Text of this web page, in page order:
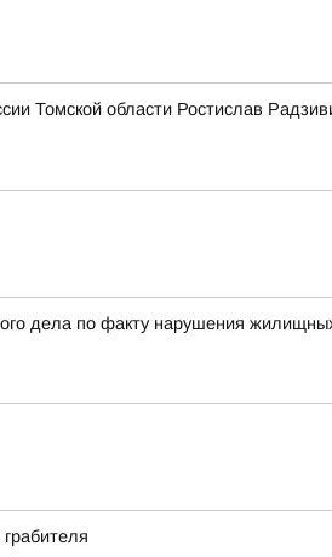
Томской области Ростислав
дела по факту нарушения